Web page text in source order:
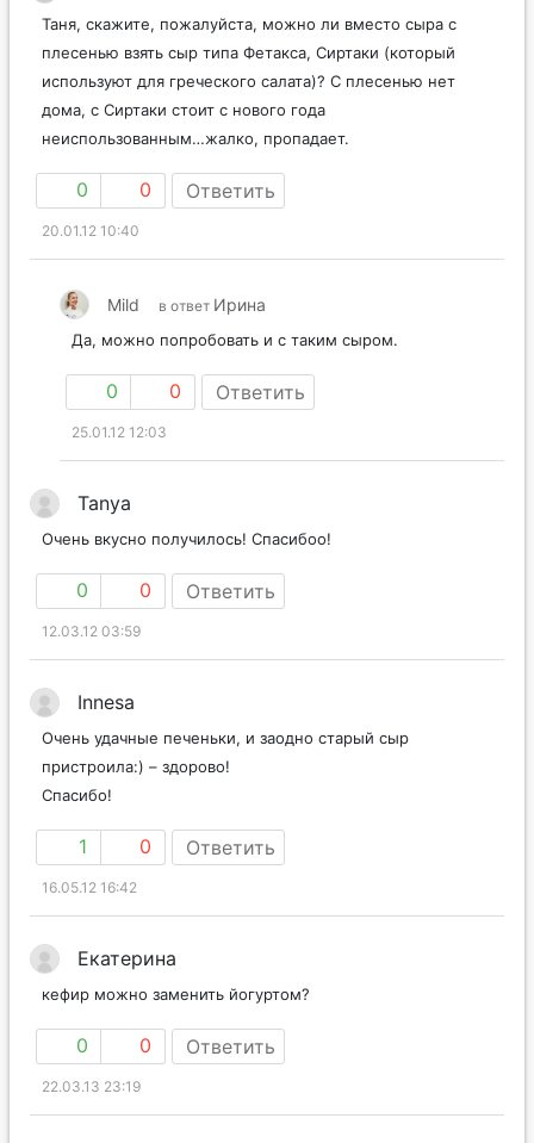
Таня, скажите, пожалуйста, можно ли вместо сыра с
плесенью взять сыр типа Фетакса, Сиртаки (который
используют для греческого салата)? С плесенью нет
дома, с Сиртаки стоит с нового года
неиспользованным…жалко, пропадает.
0 0 Ответить
20.01.12 10:40
Mild в ответ Ирина
Да, можно попробовать и с таким сыром.
0 0 Ответить
25.01.12 12:03
Tanya
Очень вкусно получилось! Спасибоо!
0 0 Ответить
12.03.12 03:59
Innesa
Очень удачные печеньки, и заодно старый сыр
пристроила:) – здорово!
Спасибо!
1 0 Ответить
16.05.12 16:42
Екатерина
кефир можно заменить йогуртом?
0 0 Ответить
22.03.13 23:19